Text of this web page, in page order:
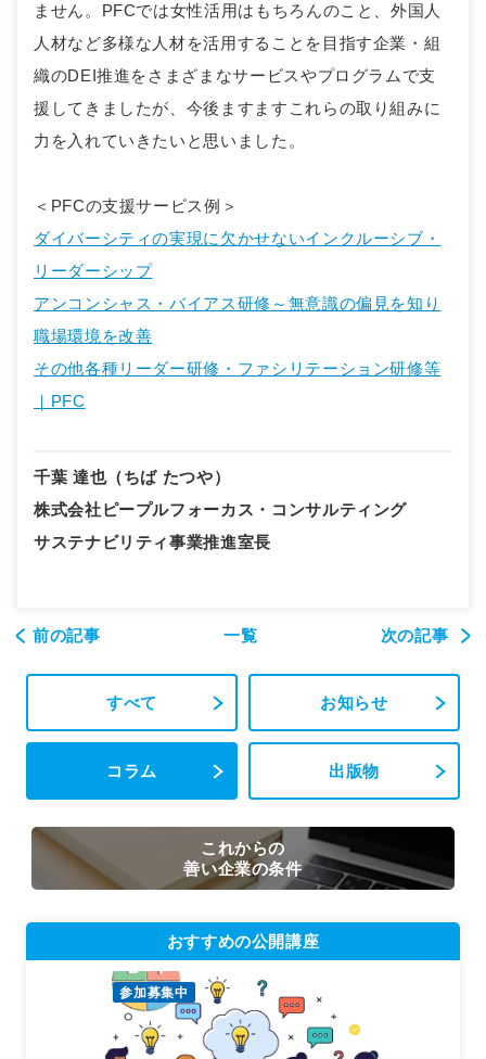
ません。PFCでは女性活用はもちろんのこと、外国人
人材など多様な人材を活用することを目指す企業・組
織のDEI推進をさまざまなサービスやプログラムで支
援してきましたが、今後ますますこれらの取り組みに
力を入れていきたいと思いました。
＜PFCの支援サービス例＞
ダイバーシティの実現に欠かせないインクルーシブ・
リーダーシップ
アンコンシャス・バイアス研修～無意識の偏見を知り
職場環境を改善
その他各種リーダー研修・ファシリテーション研修等
｜PFC
千葉 達也（ちば たつや）
株式会社ピープルフォーカス・コンサルティング
サステナビリティ事業推進室長
前の記事 一覧 次の記事
すべて お知らせ
コラム 出版物
これからの
善い企業の条件
おすすめの公開講座
参加募集中